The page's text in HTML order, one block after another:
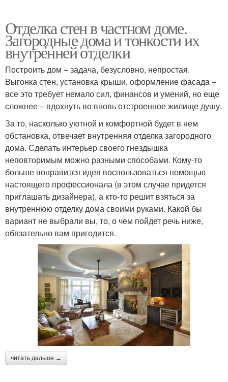
Отделка стен в частном доме.
Загородные дома и тонкости их
внутренней отделки
Построить дом – задача, безусловно, непростая.
Выгонка стен, установка крыши, оформление фасада –
все это требует немало сил, финансов и умений, но еще
сложнее – вдохнуть во вновь отстроенное жилище душу.
За то, насколько уютной и комфортной будет в нем
обстановка, отвечает внутренняя отделка загородного
дома. Сделать интерьер своего гнездышка
неповторимым можно разными способами. Кому-то
больше понравится идея воспользоваться помощью
настоящего профессионала (в этом случае придется
приглашать дизайнера), а кто-то решит взяться за
внутреннюю отделку дома своими руками. Какой бы
вариант не выбрали вы, то, о чем пойдет речь ниже,
обязательно вам пригодится.
читать дальше →